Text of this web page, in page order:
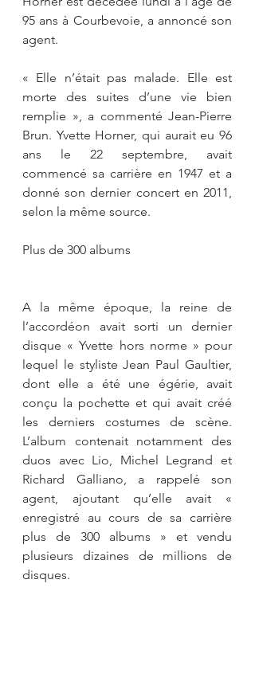
95 ans à Courbevoie, a annoncé son
agent.
« Elle n’était pas malade. Elle est
morte des suites d’une vie bien
remplie », a commenté Jean-Pierre
Brun. Yvette Horner, qui aurait eu 96
ans le 22 septembre, avait
commencé sa carrière en 1947 et a
donné son dernier concert en 2011,
selon la même source.
Plus de 300 albums
A la même époque, la reine de
l’accordéon avait sorti un dernier
disque « Yvette hors norme » pour
lequel le styliste Jean Paul Gaultier,
dont elle a été une égérie, avait
conçu la pochette et qui avait créé
les derniers costumes de scène.
L’album contenait notamment des
duos avec Lio, Michel Legrand et
Richard Galliano, a rappelé son
agent, ajoutant qu’elle avait «
enregistré au cours de sa carrière
plus de 300 albums » et vendu
plusieurs dizaines de millions de
disques.